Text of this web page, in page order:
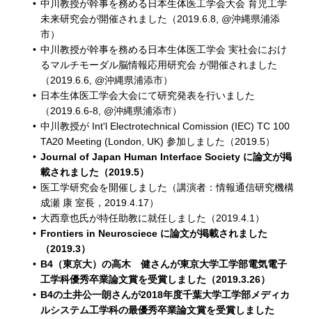
中川教授が幹事を務める日本生体医工学会大会 育児工学
未来研究会が開催されました（2019.6.8, @沖縄県浦添
市）
中川教授が幹事を務める日本生体医工学会 実社会におけ
るマルチモーダル脳情報応用研究会 が開催されました
（2019.6.6, @沖縄県浦添市）
日本生体医工学会大会にて研究発表を行いました
（2019.6.6-8, @沖縄県浦添市）
中川教授が Int'l Electrotechnical Comission (IEC) TC 100
TA20 Meeting (London, UK) 参加しました（2019.5）
Journal of Japan Human Interface Society に論文が掲
載されました（2019.5）
医工学研究会を開催しました（講演者：情報通信研究機構
成瀬 康 室長，2019.4.17）
大西章也氏が特任助教に就任しました（2019.4.1）
Frontiers in Neurosciece に論文が掲載されました
（2019.3）
B4（東京大）の高木 健さんが東京大学工学部電気電子
工学科優秀卒業論文賞を受賞しました（2019.3.26）
B4の土井公一朗さんが2018年度千葉大学工学部メディカ
ルシステム工学科の最優秀卒業論文賞を受賞しました